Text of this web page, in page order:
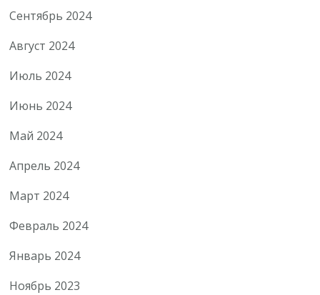
Сентябрь 2024
Август 2024
Июль 2024
Июнь 2024
Май 2024
Апрель 2024
Март 2024
Февраль 2024
Январь 2024
Ноябрь 2023